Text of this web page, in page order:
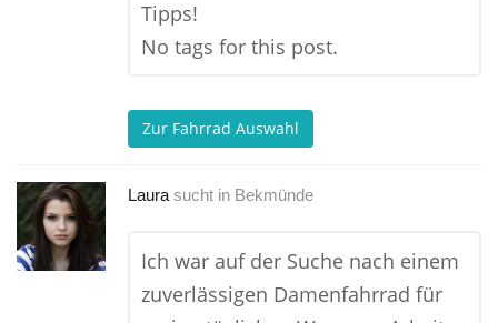
Tipps!
No tags for this post.
Zur Fahrrad Auswahl
Laura sucht in Bekmünde
Ich war auf der Suche nach einem
zuverlässigen Damenfahrrad für